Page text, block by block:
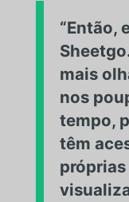
“Então,
mais
nos
tempo,
têm